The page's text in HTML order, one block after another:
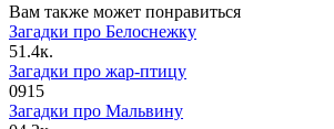
Вам также может понравиться
Загадки про Белоснежку
51.4к.
Загадки про жар-птицу
0915
Загадки про Мальвину